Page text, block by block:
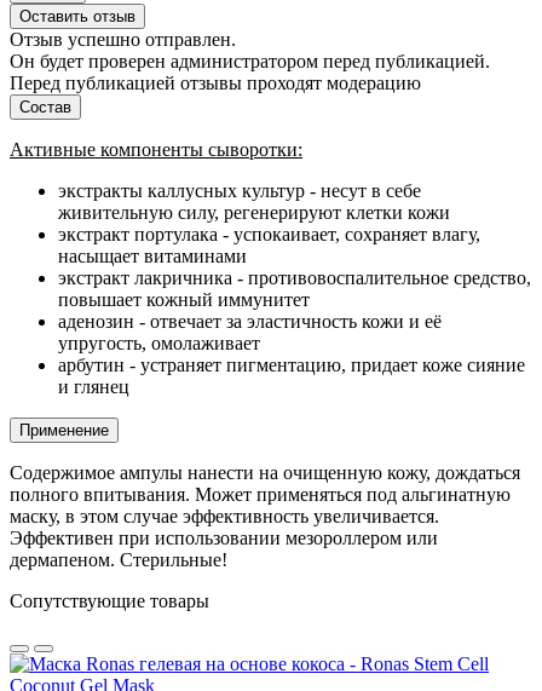
Оставить отзыв
Отзыв успешно отправлен.
Он будет проверен администратором перед публикацией.
Перед публикацией отзывы проходят модерацию
Состав
Активные компоненты сыворотки:
экстракты каллусных культур - несут в себе
живительную силу, регенерируют клетки кожи
экстракт портулака - успокаивает, сохраняет влагу,
насыщает витаминами
экстракт лакричника - противовоспалительное средство,
повышает кожный иммунитет
аденозин - отвечает за эластичность кожи и её
упругость, омолаживает
арбутин - устраняет пигментацию, придает коже сияние
и глянец
Применение
Содержимое ампулы нанести на очищенную кожу, дождаться
полного впитывания. Может применяться под альгинатную
маску, в этом случае эффективность увеличивается.
Эффективен при использовании мезороллером или
дермапеном. Стерильные!
Сопутствующие товары